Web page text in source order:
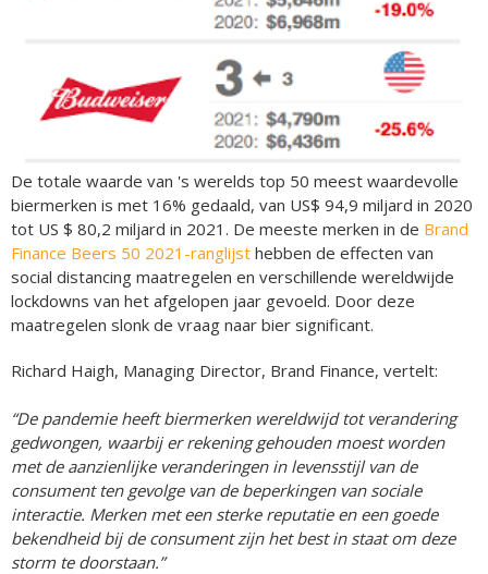
De totale waarde van 's werelds top 50 meest waardevolle
biermerken is met 16% gedaald, van US$ 94,9 miljard in 2020
tot US $ 80,2 miljard in 2021. De meeste merken in de Brand
Finance Beers 50 2021-ranglijst hebben de effecten van
social distancing maatregelen en verschillende wereldwijde
lockdowns van het afgelopen jaar gevoeld. Door deze
maatregelen slonk de vraag naar bier significant.
Richard Haigh, Managing Director, Brand Finance, vertelt:
“De pandemie heeft biermerken wereldwijd tot verandering
gedwongen, waarbij er rekening gehouden moest worden
met de aanzienlijke veranderingen in levensstijl van de
consument ten gevolge van de beperkingen van sociale
interactie. Merken met een sterke reputatie en een goede
bekendheid bij de consument zijn het best in staat om deze
storm te doorstaan.”